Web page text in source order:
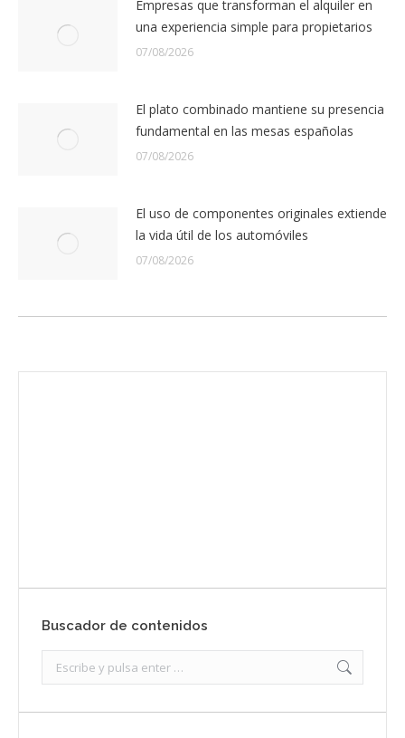
Empresas que transforman el alquiler en
una experiencia simple para propietarios
07/08/2026
El plato combinado mantiene su presencia
fundamental en las mesas españolas
07/08/2026
El uso de componentes originales extiende
la vida útil de los automóviles
07/08/2026
Buscador de contenidos